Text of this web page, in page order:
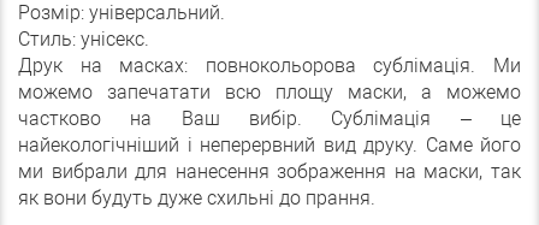
Розмір: універсальний.
Стиль: унісекс.
Друк на масках: повнокольорова сублімація. Ми
можемо запечатати всю площу маски, а можемо
частково на Ваш вибір. Сублімація – це
найекологічніший і неперервний вид друку. Саме його
ми вибрали для нанесення зображення на маски, так
як вони будуть дуже схильні до прання.